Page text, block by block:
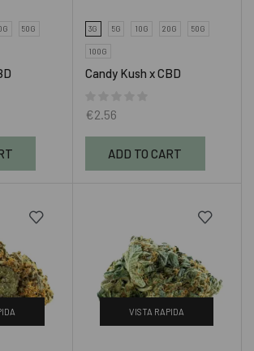
50G 3G 5G 10G 20G 50G
100G
Candy Kush x CBD
€2.56
ADD TO CART
VISTA RAPIDA